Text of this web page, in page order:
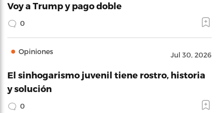
Voy a Trump y pago doble
0
Opiniones Jul 30, 2026
El sinhogarismo juvenil tiene rostro, historia
y solución
0